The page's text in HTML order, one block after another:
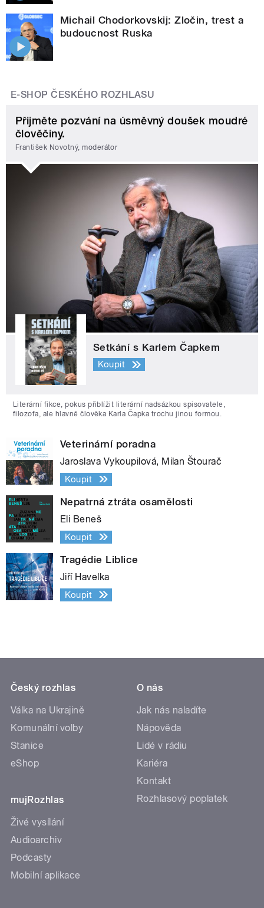
Michail Chodorkovskij: Zločin, trest a
budoucnost Ruska
E-SHOP ČESKÉHO ROZHLASU
Přijměte pozvání na úsměvný doušek moudré
člověčiny.
František Novotný, moderátor
Setkání s Karlem Čapkem
Koupit
Literární fikce, pokus přiblížit literární nadsázkou spisovatele,
filozofa, ale hlavně člověka Karla Čapka trochu jinou formou.
Veterinární poradna
Jaroslava Vykoupilová, Milan Štourač
Koupit
Nepatrná ztráta osamělosti
Eli Beneš
Koupit
Tragédie Liblice
Jiří Havelka
Koupit
Český rozhlas
Válka na Ukrajině
Komunální volby
Stanice
eShop
mujRozhlas
Živé vysílání
Audioarchiv
Podcasty
Mobilní aplikace
O nás
Jak nás naladíte
Nápověda
Lidé v rádiu
Kariéra
Kontakt
Rozhlasový poplatek